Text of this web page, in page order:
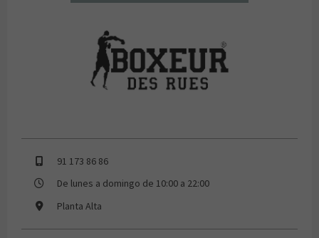
BOXEUR DES RUES
91 173 86 86
De lunes a domingo de 10:00 a 22:00
Planta Alta